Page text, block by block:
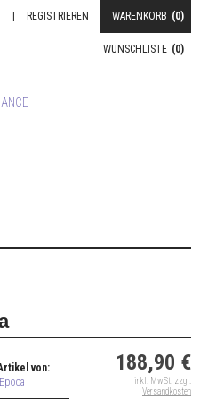
WARENKORB (0)
REGISTRIEREN
WUNSCHLISTE (0)
von:
188,90 €
inkl. MwSt. zzgl.
Versandkosten